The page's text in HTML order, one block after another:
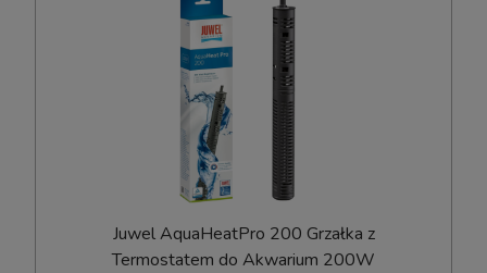
Juwel AquaHeatPro 200 Grzałka z
Termostatem do Akwarium 200W